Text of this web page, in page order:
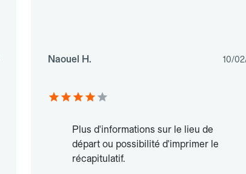
Naouel H. 10/
Plus d'informations sur le lieu de
départ ou possibilité d'imprimer le
récapitulatif.